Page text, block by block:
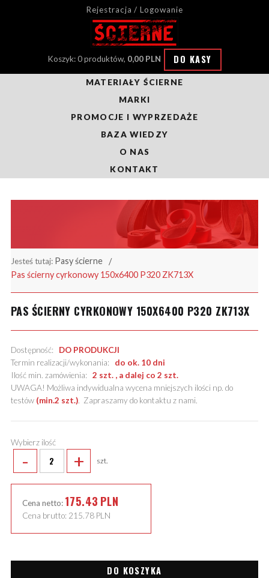
Rejestracja / Logowanie
Koszyk: 0 produktów, 0,00 PLN DO KASY
MATERIAŁY ŚCIERNE
MARKI
PROMOCJE I WYPRZEDAŻE
BAZA WIEDZY
O NAS
KONTAKT
Jesteś tutaj: Pasy ścierne
Pas ścierny cyrkonowy 150x6400 P320 ZK713X
PAS ŚCIERNY CYRKONOWY 150X6400 P320 ZK713X
Dostępność: DO PRODUKCJI
Termin realizacji/wykonania: do ok. 10 dni
Ilość min. zamówienia: 2 szt. , a dalej co 2 szt.
UWAGA! Możliwa indywidualna wycena mniejszych ilości np. do
testów (min.2 szt.). Zapraszamy do kontaktu z nami.
Wybierz ilość
- + szt.
Cena netto: 175.43 PLN
Cena brutto: 215.78 PLN
DO KOSZYKA